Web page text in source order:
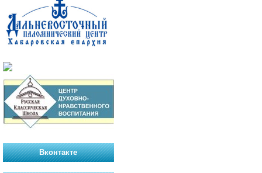
Вконтакте